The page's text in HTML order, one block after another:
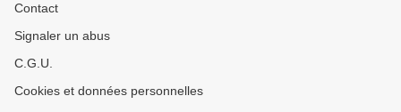
Contact
Signaler un abus
C.G.U.
Cookies et données personnelles